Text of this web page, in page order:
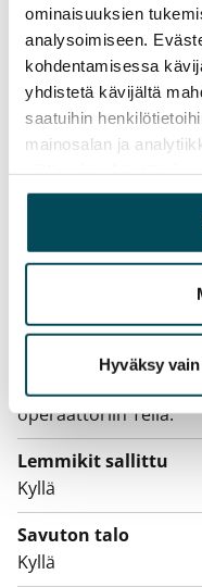
ominaisuuksien
analysoimiseen.
kohdentamisessa
yhdistetä kävijältä
saatuihin
mainosalan ja
yhdistää näitä tietoja
heille tai joita on
palvelujaan.
Hyväksy
12 kk
aiemmin
Kotivakuutus
Pakollinen, ei sisälly
Vesimaksu
Sähkömaksu
Vuokralainen solmii
Laajakaista
Vuokraan sisältyy 50
operaattoriin Telia.
Lemmikit sallittu
Kyllä
Savuton talo
Kyllä